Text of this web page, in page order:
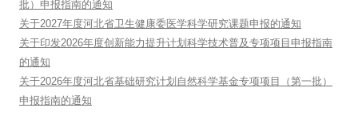
批）申报指南的通知
关于2027年度河北省卫生健康委医学科学研究课题申报的通知
关于印发2026年度创新能力提升计划科学技术普及专项项目申报指南
的通知
关于2026年度河北省基础研究计划自然科学基金专项项目（第一批）
申报指南的通知